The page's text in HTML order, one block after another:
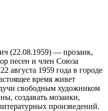
(22.08.1959) — прозаик,
песен и член Союза
августа 1959 года в городе
время живет
свободным художником
создавать мозаики,
произведений.